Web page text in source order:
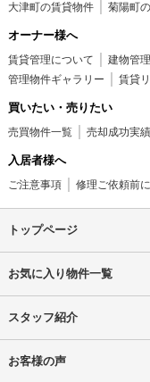
大津町の賃貸物件
菊陽町
オーナー様へ
賃貸管理について 建物管理
管理物件ギャラリー
賃貸
買いたい・売りたい
売買物件一覧 売却成功実
入居者様へ
ご注意事項 修理ご依頼前
トップページ
お気に入り物件一覧
スタッフ紹介
お客様の声